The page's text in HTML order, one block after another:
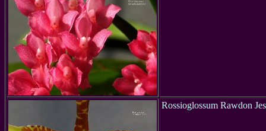
Rossioglossum Rawdon